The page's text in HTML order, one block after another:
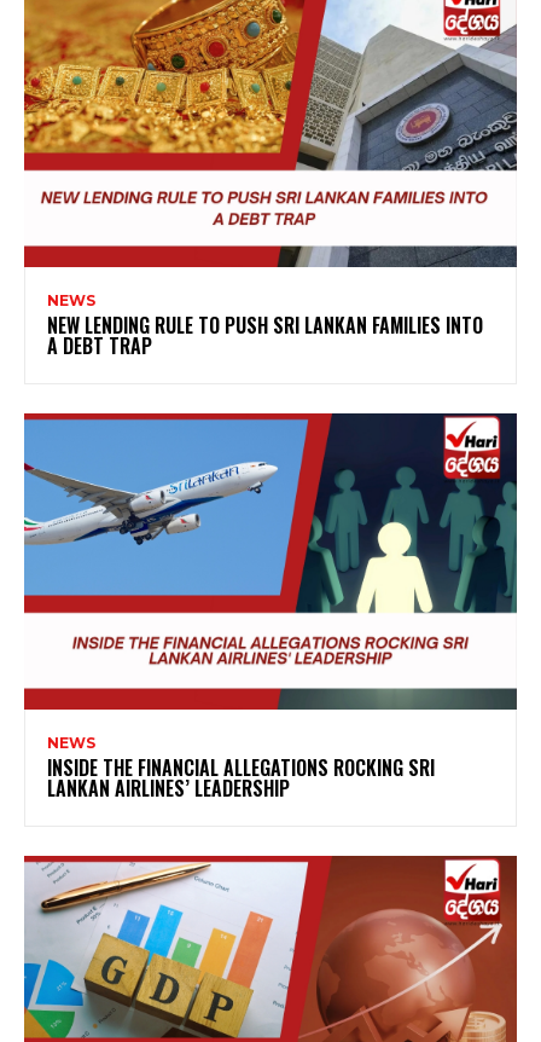
NEWS
NEW LENDING RULE TO PUSH SRI LANKAN FAMILIES INTO
A DEBT TRAP
NEWS
INSIDE THE FINANCIAL ALLEGATIONS ROCKING SRI
LANKAN AIRLINES’ LEADERSHIP